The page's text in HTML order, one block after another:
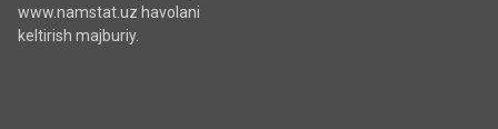
www.namstat.uz havolani
keltirish majburiy.